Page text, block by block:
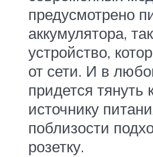
предусмотрено
аккумулятора,
устройство,
от сети. И в
придется тянуть
источнику
поблизости
розетку.